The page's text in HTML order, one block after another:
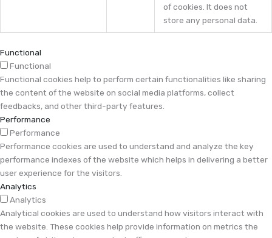
of cookies. It does not
store any personal data.
Functional
Functional
Functional cookies help to perform certain functionalities like sharing
the content of the website on social media platforms, collect
feedbacks, and other third-party features.
Performance
Performance
Performance cookies are used to understand and analyze the key
performance indexes of the website which helps in delivering a better
user experience for the visitors.
Analytics
Analytics
Analytical cookies are used to understand how visitors interact with
the website. These cookies help provide information on metrics the